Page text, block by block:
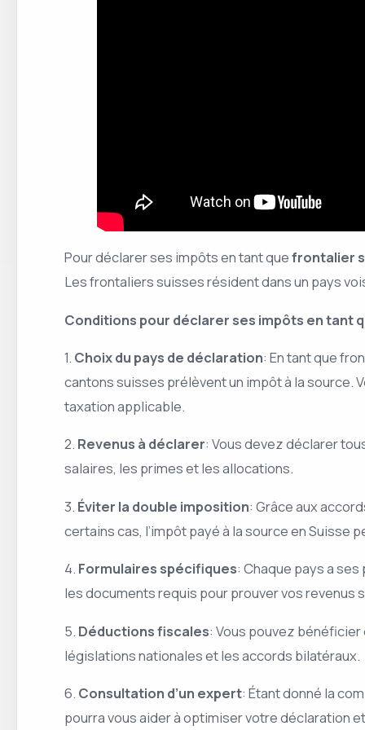
Pour déclarer ses impôts en tant quefrontalier
Les frontaliers suisses résident dans un pays
Conditions pour déclarer ses impôts en tant
1. Choix du pays de déclaration: En tant que
cantons suisses prélèvent un impôt à la
taxation applicable.
2. Revenus à déclarer: Vous devez déclarer
salaires, les primes et les allocations.
3. Éviter la double imposition: Grâce aux
certains cas, l’impôt payé à la source en Suisse
4. Formulaires spécifiques: Chaque pays a
les documents requis pour prouver vos revenus
5. Déductions fiscales: Vous pouvez
législations nationales et les accords bilatéraux.
6. Consultation d’un expert: Étant donné la
pourra vous aider à optimiser votre déclaration